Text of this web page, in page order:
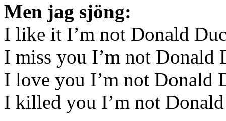
Men jag sjöng:
I like it I’m not Donald
I miss you I’m not Donald
I love you I’m not Donald
I killed you I’m not